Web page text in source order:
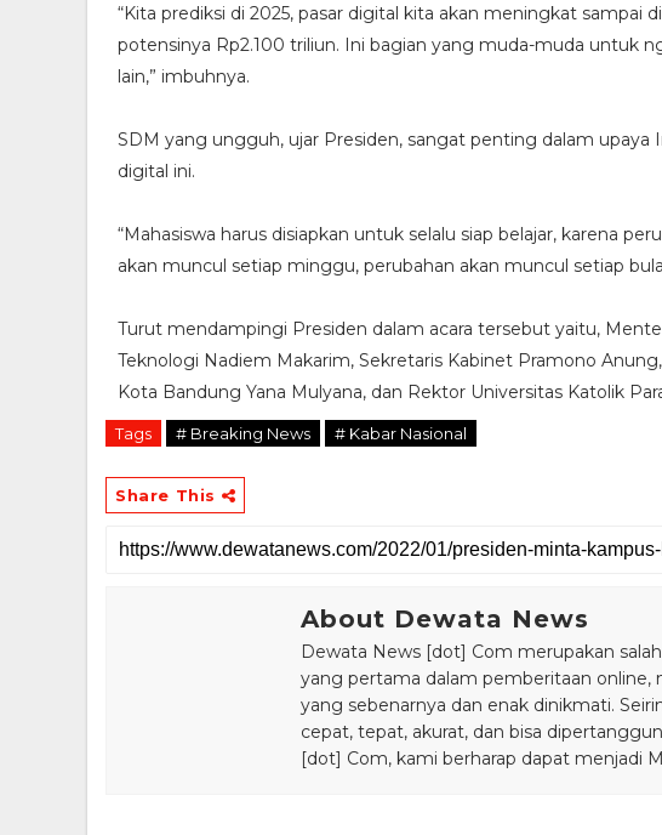
“Kita prediksi di 2025, pasar digital kita akan meningkat sampai
potensinya Rp2.100 triliun. Ini bagian yang muda-muda untuk
lain,” imbuhnya.
SDM yang ungguh, ujar Presiden, sangat penting dalam
digital ini.
“Mahasiswa harus disiapkan untuk selalu siap belajar, karena
akan muncul setiap minggu, perubahan akan muncul setiap
Turut mendampingi Presiden dalam acara tersebut yaitu,
Teknologi Nadiem Makarim, Sekretaris Kabinet Pramono
Kota Bandung Yana Mulyana, dan Rektor Universitas Katolik
Tags # Breaking News # Kabar Nasional
Share This
About Dewata News
Dewata News [dot] Com merupakan
yang pertama dalam pemberitaan online,
yang sebenarnya dan enak dinikmati.
cepat, tepat, akurat, dan bisa
[dot] Com, kami berharap dapat menjadi